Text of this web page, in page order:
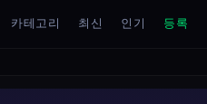
카테고리 최신 인기 등록